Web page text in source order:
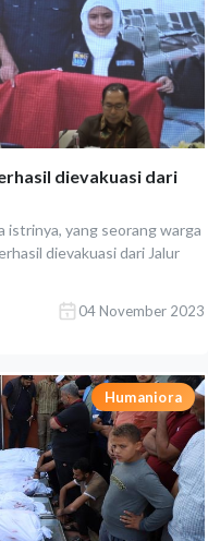
dievakuasi dari
istrinya, yang seorang warga
dievakuasi dari Jalur
04 November 2023
Humaniora